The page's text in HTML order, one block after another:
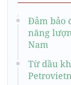
Đảm bảo
năng
Nam
Từ dầu